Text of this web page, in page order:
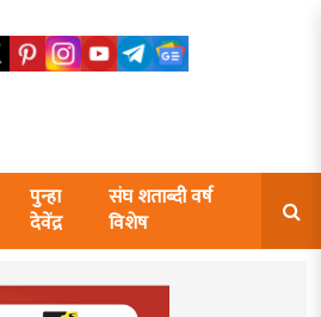
पुन्हा
देवेंद्र
संघ शताब्दी वर्ष
विशेष